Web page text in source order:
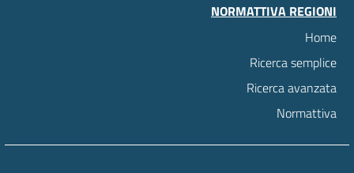
NORMATTIVA REGIONI
Home
Ricerca semplice
Ricerca avanzata
Normattiva